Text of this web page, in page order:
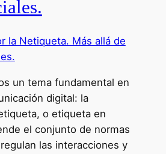
un tema fundamental en
digital: la
o etiqueta en
el conjunto de normas
las interacciones y